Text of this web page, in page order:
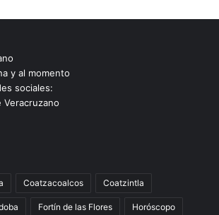
y al momento
sociales:
Veracruzano
Coatzacoalcos Coatzintla
Fortín de las Flores Horóscopo